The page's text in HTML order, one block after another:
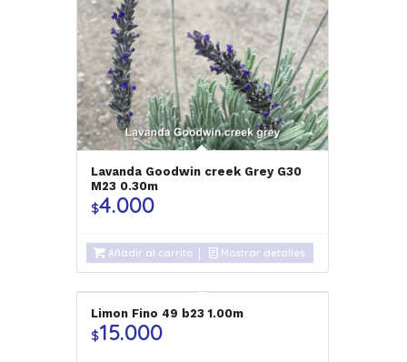
Lavanda Goodwin creek Grey G30
M23 0.30m
$4.000
Añadir al carrito Mostrar detalles
Limon Fino 49 b23 1.00m
$15.000